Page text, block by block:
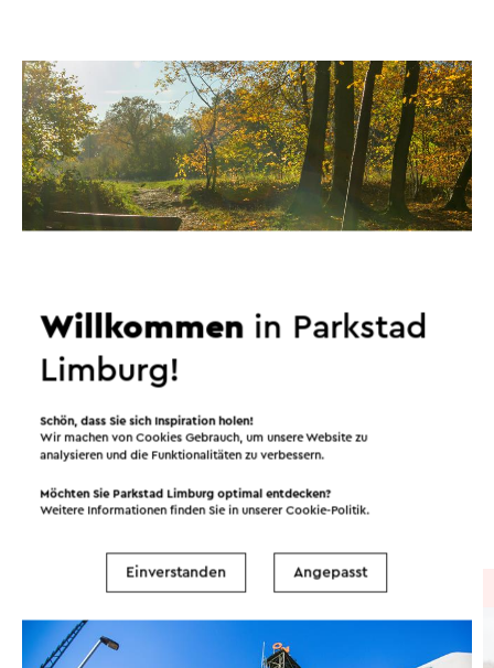
Routen in der Region
Radfahren Mountainbike
Radsport
Willkommen in Parkstad
Limburg!
Schön, dass Sie sich Inspiration holen!
Wir machen von Cookies Gebrauch, um unsere Website zu
analysieren und die Funktionalitäten zu verbessern.
Möchten Sie Parkstad Limburg optimal entdecken?
Weitere Informationen finden Sie in unsererCookie-Politik.
Einverstanden Angepasst